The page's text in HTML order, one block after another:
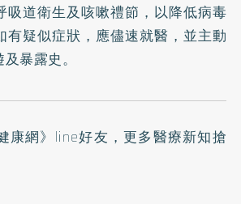
吸道衛生及咳嗽禮節，以降低病毒
有疑似症狀，應儘速就醫，並主動
暴露史。
康網》line好友 ，更多醫療新知搶